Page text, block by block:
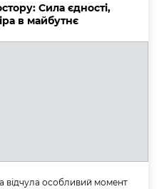
Сила єдності,
в майбутнє
відчула особливий момент